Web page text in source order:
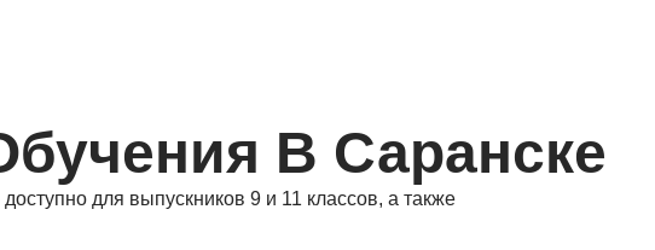
В Саранске
для выпускников 9 и 11 классов, а также